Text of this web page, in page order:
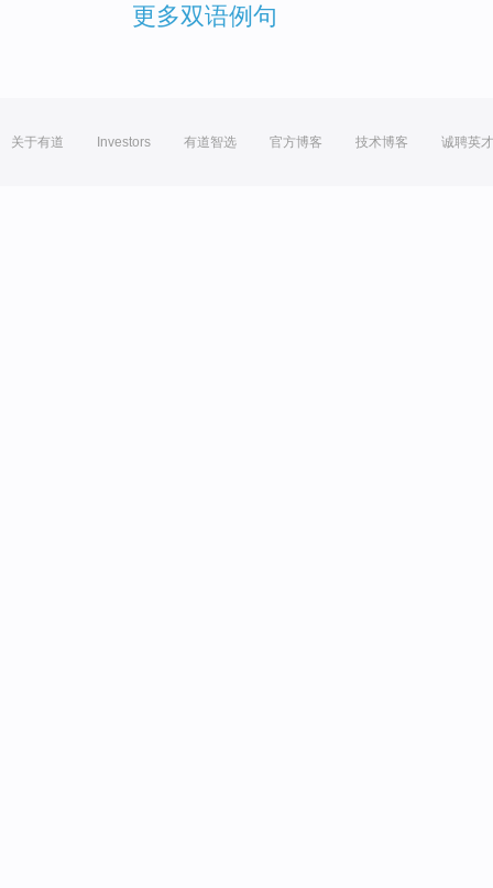
更多双语例句
关于有道 Investors 有道智选 官方博客 技术博客 诚聘英才